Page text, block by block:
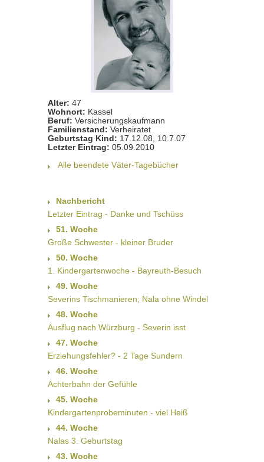
Alter: 47
Wohnort: Kassel
Beruf: Versicherungskaufmann
Familienstand: Verheiratet
Geburtstag Kind: 17.12.08, 10.7.07
Letzter Eintrag: 05.09.2010
Alle beendete Väter-Tagebücher
Nachbericht
Letzter Eintrag - Danke und Tschüss
51. Woche
Große Schwester - kleiner Bruder
50. Woche
1. Kindergartenwoche - Bayreuth-Besuch
49. Woche
Severins Tischmanieren; Nala ohne Windel
48. Woche
Ausflug nach Würzburg - Severin isst
47. Woche
Erziehungsfehler? - 2 Tage Sundern
46. Woche
Achterbahn der Gefühle
45. Woche
Kindergartenprobeminuten - viel Heiß
44. Woche
Nalas 3. Geburtstag
43. Woche